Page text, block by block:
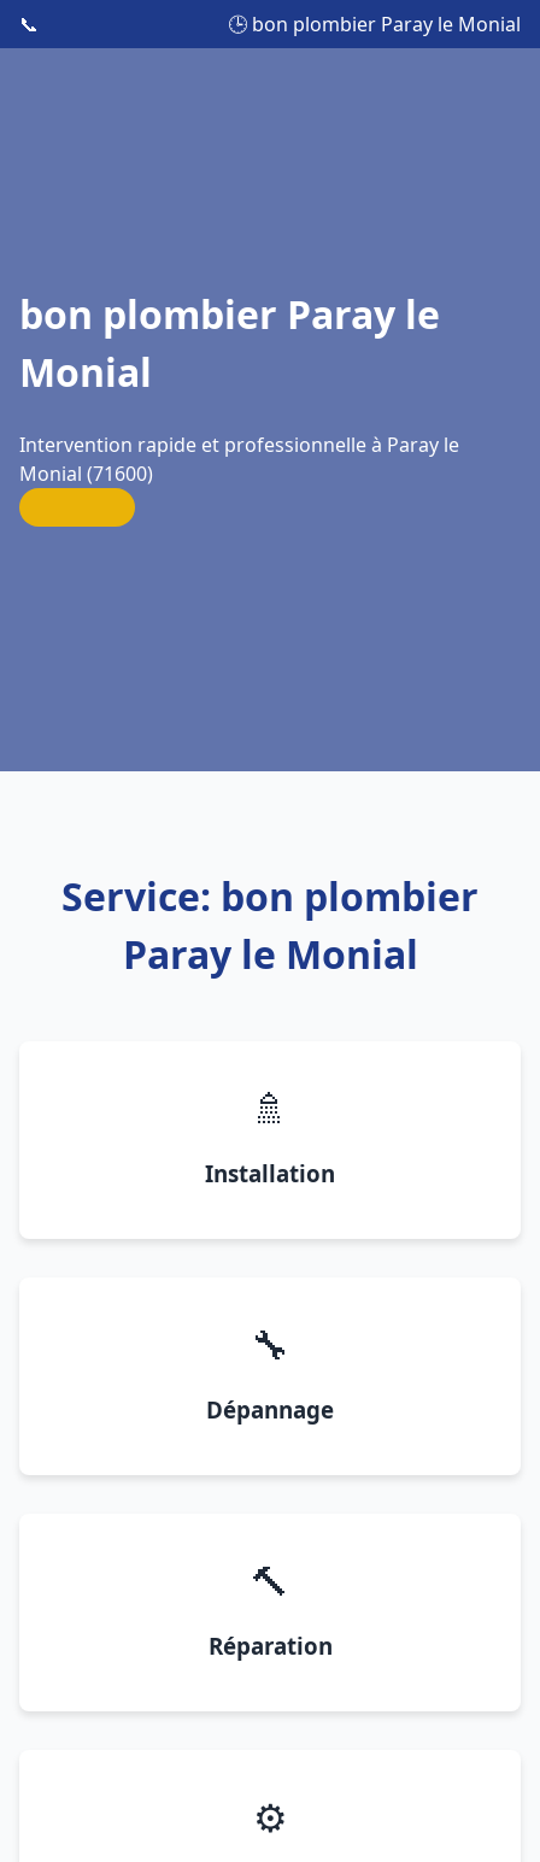
📞 🕒 bon plombier Paray le Monial
bon plombier Paray le
Monial
Intervention rapide et professionnelle à Paray le
Monial (71600)
Service: bon plombier
Paray le Monial
🚿
Installation
🔧
Dépannage
🔨
Réparation
⚙️